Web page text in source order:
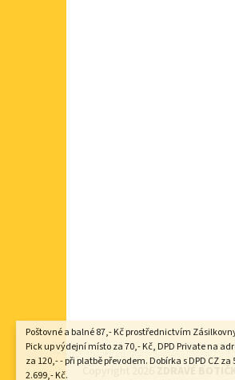
Poštovné a balné 87,- Kč prostřednictvím
Pick up výdejní místo za 70,- Kč, DPD Private na
za 120,- - při platbě převodem. Dobírka s DPD CZ
2.699,- Kč.
Copyright 2026 ZDRAVÉ